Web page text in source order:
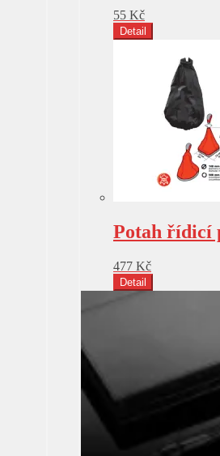
55 Kč
Detail
Potah řídicí
477 Kč
Detail